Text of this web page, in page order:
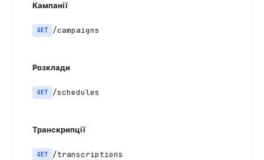
Кампанії
GET /campaigns
Розклади
GET /schedules
Транскрипції
GET /transcriptions